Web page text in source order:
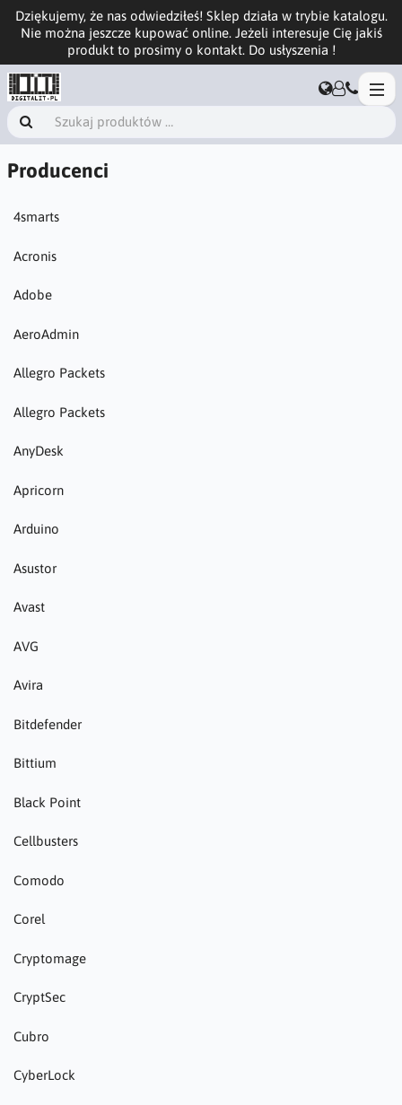
Dziękujemy, że nas odwiedziłeś! Sklep działa w trybie katalogu.
Nie można jeszcze kupować online. Jeżeli interesuje Cię jakiś
produkt to prosimy o kontakt. Do usłyszenia !
Producenci
4smarts
Acronis
Adobe
AeroAdmin
Allegro Packets
Allegro Packets
AnyDesk
Apricorn
Arduino
Asustor
Avast
AVG
Avira
Bitdefender
Bittium
Black Point
Cellbusters
Comodo
Corel
Cryptomage
CryptSec
Cubro
CyberLock